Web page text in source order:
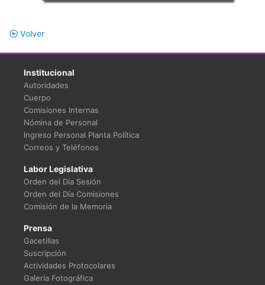
Volver
Institucional
Autoridades
Cuerpo
Comisiones Internas
Nómina de Personal
Ingreso Personal Planta Política
Correos y Teléfonos
Labor Legislativa
Orden del Día Sesión
Orden del Día Comisiones
Comisión de la Memoria
Prensa
Gacetillas
Suscripción
Actividades Protocolares
Galería Fotográfica